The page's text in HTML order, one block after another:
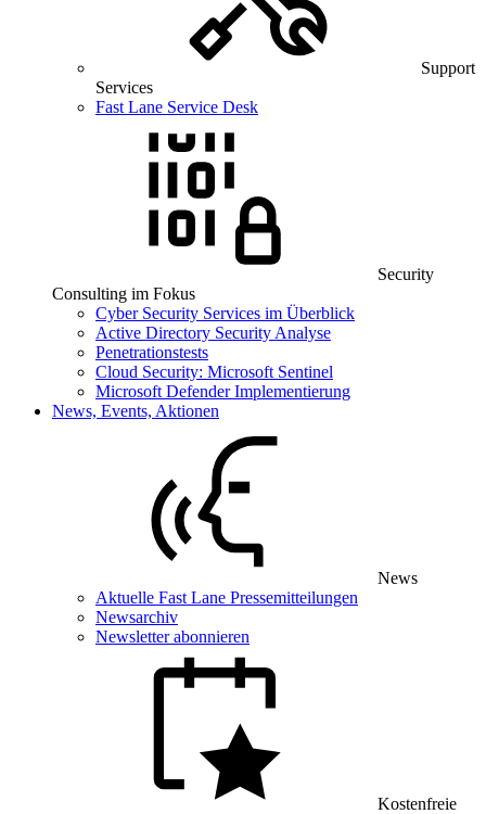
Support
Services
Fast Lane Service Desk
Security
Consulting im Fokus
Cyber Security Services im Überblick
Active Directory Security Analyse
Penetrationstests
Cloud Security: Microsoft Sentinel
Microsoft Defender Implementierung
News, Events, Aktionen
News
Aktuelle Fast Lane Pressemitteilungen
Newsarchiv
Newsletter abonnieren
Kostenfreie